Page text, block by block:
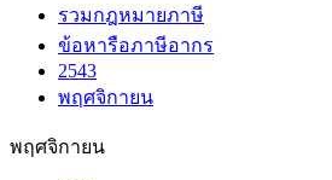
รวมกฎหมายภาษี
ข้อหารือภาษีอากร
2543
พฤศจิกายน
พฤศจิกายน